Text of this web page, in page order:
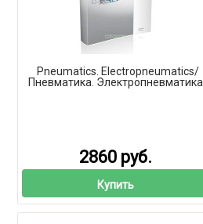
Pneumatics. Electropneumatics/
Пневматика. Электропневматика
2860 руб.
Купить